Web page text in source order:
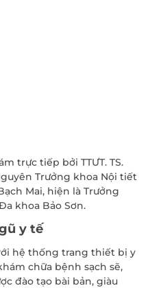
trực tiếp bởi TTƯT. TS.
Trưởng khoa Nội tiết
Mai, hiện là Trưởng
khoa Bảo Sơn.
y tế
hệ thống trang thiết bị y
chữa bệnh sạch sẽ,
đào tạo bài bản, giàu